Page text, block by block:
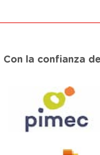
Con la confianza